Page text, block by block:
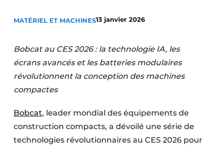
Construction bois
Contrôle d’accès
Éclairage
Fondations
MATÉRIEL ET MACHINES13 janvier 2026
Bobcat au CES 2026 : la technologie IA, les
écrans avancés et les batteries modulaires
révolutionnent la conception des machines
compactes
Bobcat, leader mondial des équipements de
construction compacts, a dévoilé une série de
technologies révolutionnaires au CES 2026 pour